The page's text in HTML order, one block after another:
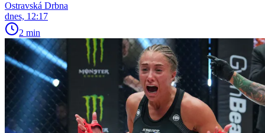
Ostravská Drbna
dnes, 12:17
2 min